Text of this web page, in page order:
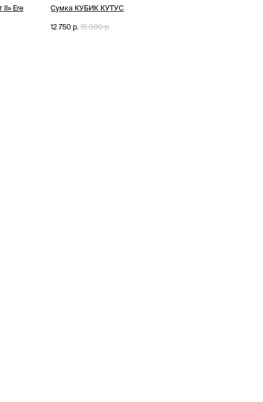
II» Ere Сумка КУБИК КУТУС
12 750 р. 15 000 р.